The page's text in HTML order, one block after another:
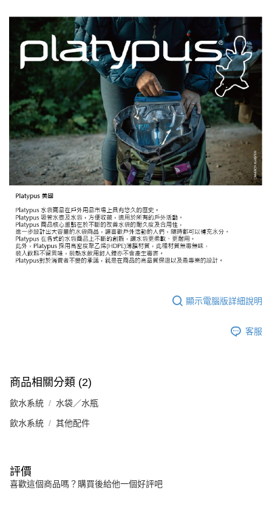
離島宅配
每筆NT$80，滿NT$490(含以上)免運費
付款後門市自取
免運費
顯示電腦版詳細說明
客服
商品相關分類 (2)
飲水系統 水袋／水瓶
飲水系統 其他配件
評價
喜歡這個商品嗎？購買後給他一個好評吧